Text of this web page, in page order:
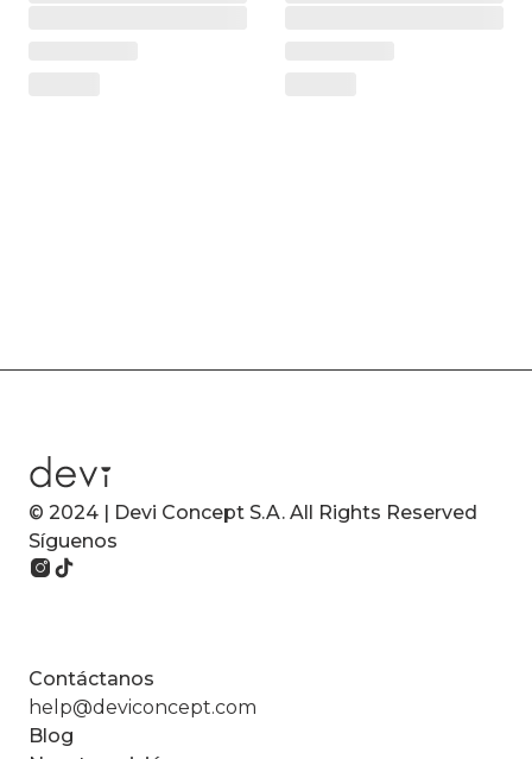
© 2024 | Devi Concept S.A. All Rights Reserved
Síguenos
Contáctanos
help@deviconcept.com
Blog